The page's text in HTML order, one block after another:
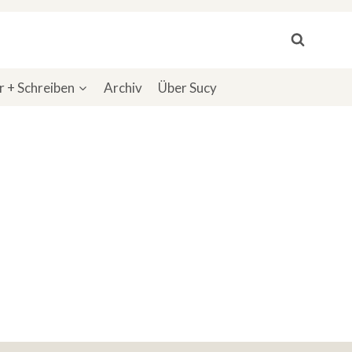
+ Schreiben Archiv Über Sucy